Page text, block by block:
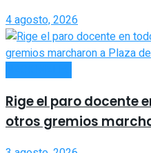
4 agosto, 2026
Rige el paro docente
otros gremios